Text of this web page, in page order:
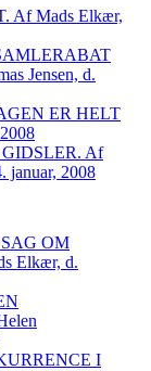
Af Mads Elkær,
Jensen, d.
ER HELT
Af
januar, 2008
OM
Elkær, d.
I